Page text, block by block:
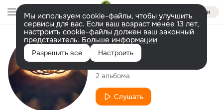
Войти
Мы используем cookie-файлы, чтобы улучшить
сервисы для вас. Если ваш возраст менее 13 лет,
настроить cookie-файлы должен ваш законный
представитель. Больше информации
Разрешить все Настроить
Исполнитель
Billie Cash
2 альбома
Слушать